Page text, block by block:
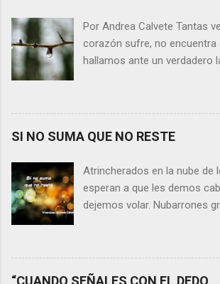
Por Andrea Calvete Tantas
corazón sufre, no encuentra
hallamos ante un verdadero
razones pierden el sentido,
alejan tan distantes que no
nuestras lágrimas?, quizás
Por otra parte, si nos
algún momento de la vida
por causa de una persona.
SI NO SUMA QUE NO RESTE
Atrincherados en la nube de
esperan a que les demos
dejemos volar. Nubarrones
indecisión, o simplemente
claridad el camino a seguir.
no suma que no reste. En
“CUANDO SEÑALES CON EL DEDO,